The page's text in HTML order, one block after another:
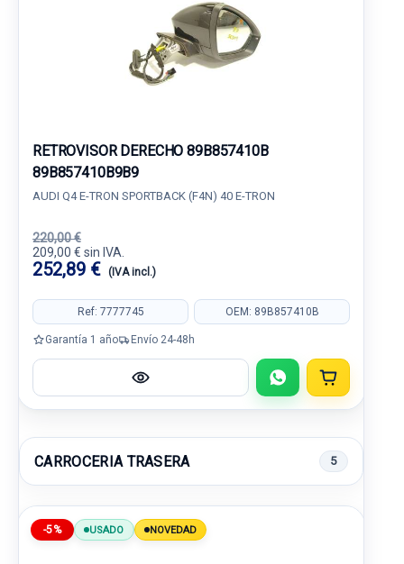
RETROVISOR DERECHO 89B857410B
89B857410B9B9
AUDI Q4 E-TRON SPORTBACK (F4N) 40 E-TRON
220,00 €
209,00 € sin IVA.
252,89 € (IVA incl.)
Ref: 7777745 OEM: 89B857410B
Garantía 1 año Envío 24-48h
CARROCERIA TRASERA 5
-5% USADO NOVEDAD